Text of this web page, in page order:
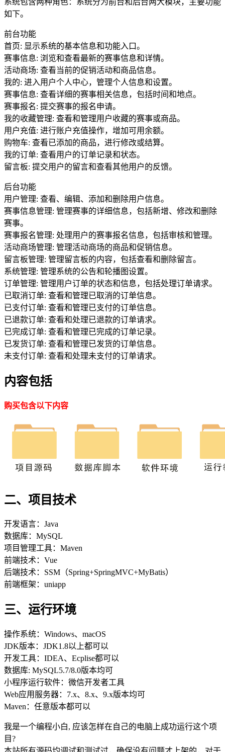
如下。
前台功能
首页: 显示系统的基本信息和功能入口。
赛事信息: 浏览和查看最新的赛事信息和详情。
活动商场: 查看当前的促销活动和商品信息。
我的: 进入用户个人中心，管理个人信息和设置。
赛事信息: 查看详细的赛事相关信息，包括时间和地点。
赛事报名: 提交赛事的报名申请。
我的收藏管理: 查看和管理用户收藏的赛事或商品。
用户充值: 进行账户充值操作，增加可用余额。
购物车: 查看已添加的商品，进行修改或结算。
我的订单: 查看用户的订单记录和状态。
留言板: 提交用户的留言和查看其他用户的反馈。
后台功能
用户管理: 查看、编辑、添加和删除用户信息。
赛事信息管理: 管理赛事的详细信息，包括新增、修改和删除
赛事。
赛事报名管理: 处理用户的赛事报名信息，包括审核和管理。
活动商场管理: 管理活动商场的商品和促销信息。
留言板管理: 管理留言板的内容，包括查看和删除留言。
系统管理: 管理系统的公告和轮播图设置。
订单管理: 管理用户订单的状态和信息，包括处理订单请求。
已取消订单: 查看和管理已取消的订单信息。
已支付订单: 查看和管理已支付的订单信息。
已退款订单: 查看和处理已退款的订单请求。
已完成订单: 查看和管理已完成的订单记录。
已发货订单: 查看和管理已发货的订单信息。
未支付订单: 查看和处理未支付的订单请求。
内容包括
购买包含以下内容
二、项目技术
开发语言：Java
数据库：MySQL
项目管理工具：Maven
前端技术：Vue
后端技术：SSM（Spring+SpringMVC+MyBatis）
前端框架：uniapp
三、运行环境
操作系统：Windows、macOS
JDK版本：JDK1.8以上都可以
开发工具：IDEA、Ecplise都可以
数据库: MySQL5.7/8.0版本均可
小程序运行软件：微信开发者工具
Web应用服务器：7.x、8.x、9.x版本均可
Maven：任意版本都可以
我是一个编程小白, 应该怎样在自己的电脑上成功运行这个项
目?